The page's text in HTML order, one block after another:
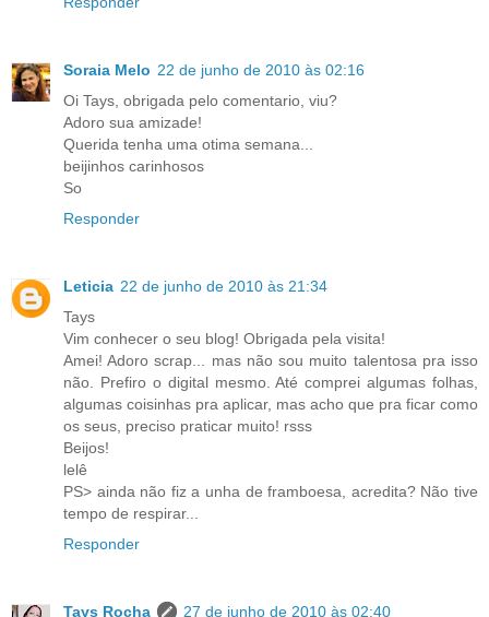
Soraia Melo 22 de junho de 2010 às 02:16
Oi Tays, obrigada pelo comentario, viu?
Adoro sua amizade!
Querida tenha uma otima semana...
beijinhos carinhosos
So
Responder
Leticia 22 de junho de 2010 às 21:34
Tays
Vim conhecer o seu blog! Obrigada pela visita!
Amei! Adoro scrap... mas não sou muito talentosa pra isso
não. Prefiro o digital mesmo. Até comprei algumas folhas,
algumas coisinhas pra aplicar, mas acho que pra ficar como
os seus, preciso praticar muito! rsss
Beijos!
lelê
PS> ainda não fiz a unha de framboesa, acredita? Não tive
tempo de respirar...
Responder
Tays Rocha
27 de junho de 2010 às 02:40